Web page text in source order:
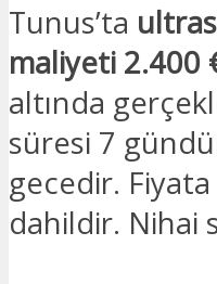
Tunus’ta
maliyeti 2.400
altında
süresi 7
gecedir.
dahildir. Nihai